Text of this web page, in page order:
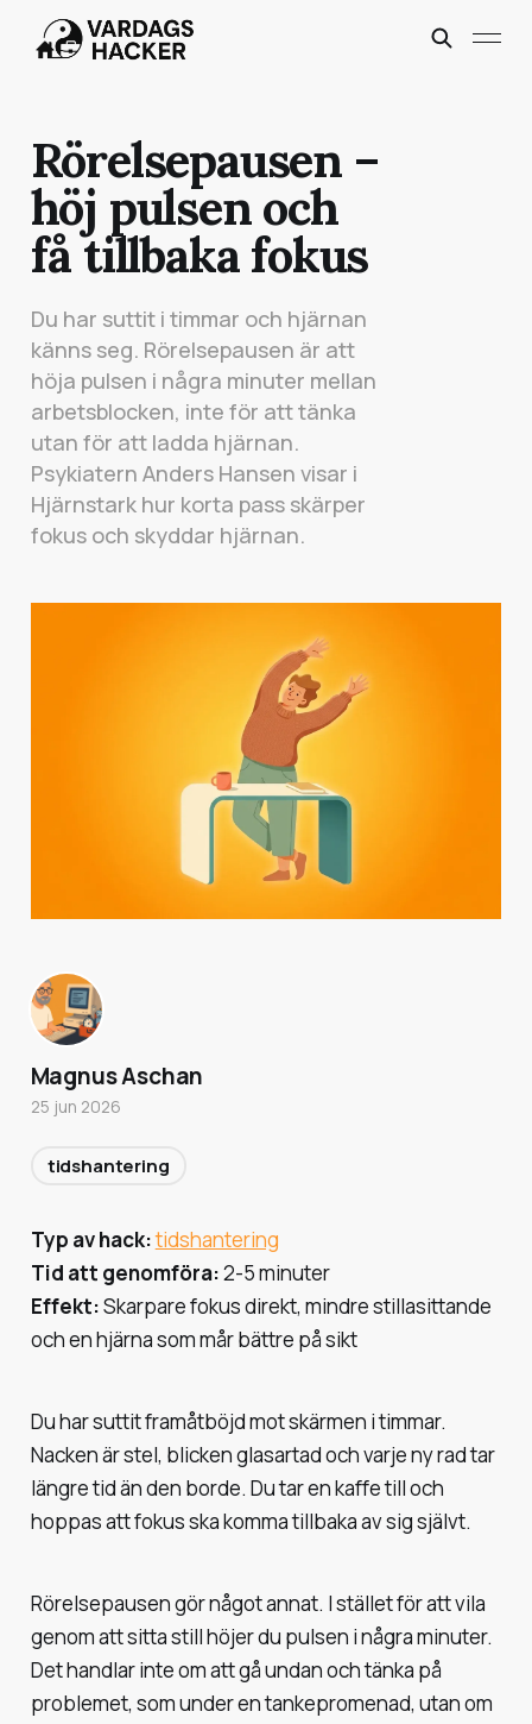
Rörelsepausen –
höj pulsen och
få tillbaka fokus
Du har suttit i timmar och hjärnan
känns seg. Rörelsepausen är att
höja pulsen i några minuter mellan
arbetsblocken, inte för att tänka
utan för att ladda hjärnan.
Psykiatern Anders Hansen visar i
Hjärnstark hur korta pass skärper
fokus och skyddar hjärnan.
Typ av hack:tidshantering
Tid att genomföra:2-5 minuter
Effekt:Skarpare fokus direkt, mindre stillasittande
och en hjärna som mår bättre på sikt
Du har suttit framåtböjd mot skärmen i timmar.
Nacken är stel, blicken glasartad och varje ny rad tar
längre tid än den borde. Du tar en kaffe till och
hoppas att fokus ska komma tillbaka av sig självt.
Rörelsepausen gör något annat. I stället för att vila
genom att sitta still höjer du pulsen i några minuter.
Det handlar inte om att gå undan och tänka på
problemet, som under en tankepromenad, utan om
Magnus Aschan
25 jun 2026
tidshantering